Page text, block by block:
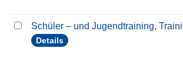
Schüler – und Jugendtraining,
Details